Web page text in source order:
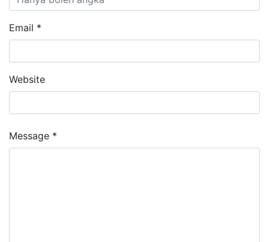
Email *
Website
Message *